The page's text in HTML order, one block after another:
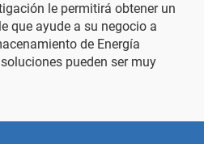
le permitirá obtener un
que ayude a su negocio a
de Energía
pueden ser muy